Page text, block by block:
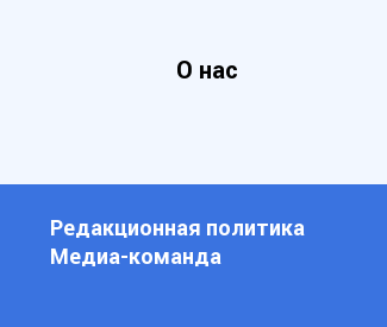
О нас
Редакционная политика
Медиа-команда